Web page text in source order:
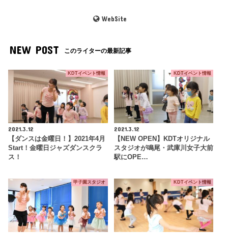
WebSite
NEW POST このライターの最新記事
KDTイベント情報
2021.3.12
【ダンスは金曜日！】2021年4月
Start！金曜日ジャズダンスクラ
ス！
KDTイベント情報
2021.3.12
【NEW OPEN】KDTオリジナル
スタジオが鳴尾・武庫川女子大前
駅にOPE…
甲子園スタジオ KDTイベント情報